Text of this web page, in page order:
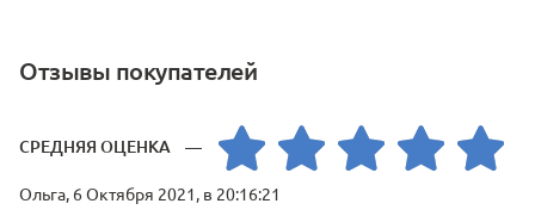
Отзывы покупателей
СРЕДНЯЯ ОЦЕНКА —
Ольга, 6 Октября 2021, в 20:16:21